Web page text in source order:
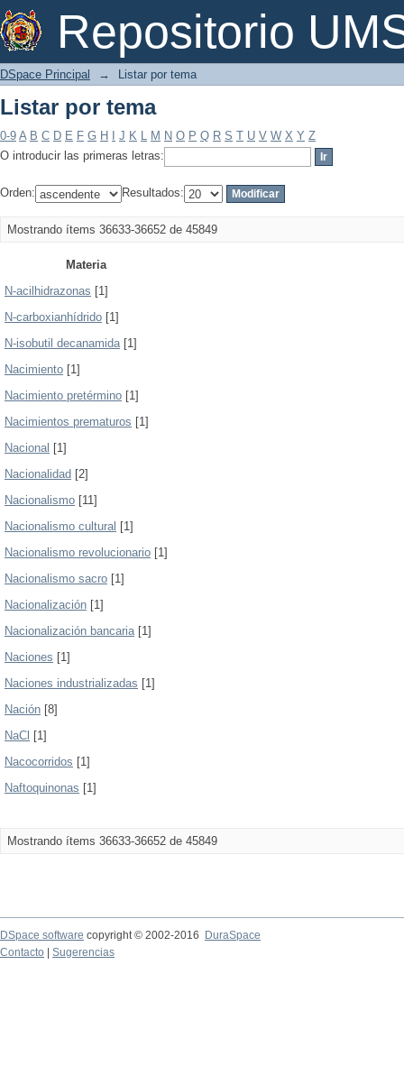
Repositorio
Listar por tema
DSpace Principal → Listar por tema
Listar por tema
0-9 A B C D E F G H J K L M N O P Q R S T U V W X Y Z
O introducir las primeras letras:
Orden: Resultados:
Mostrando ítems 36633-36652 de 45849
Materia
N-acilhidrazonas [1]
N-carboxianhídrido [1]
N-isobutil decanamida[1]
Nacimiento [1]
Nacimiento pretérmino [1]
Nacimientos prematuros [1]
Nacional [1]
Nacionalidad [2]
Nacionalismo [11]
Nacionalismo cultural [1]
Nacionalismo revolucionario [1]
Nacionalismo sacro [1]
Nacionalización [1]
Nacionalización bancaria[1]
Naciones [1]
Naciones industrializadas [1]
Nación [8]
NaCl [1]
Nacocorridos [1]
Naftoquinonas [1]
Mostrando ítems 36633-36652 de 45849
DSpace software copyright © 2002-2016
DuraSpace
Contacto
Sugerencias